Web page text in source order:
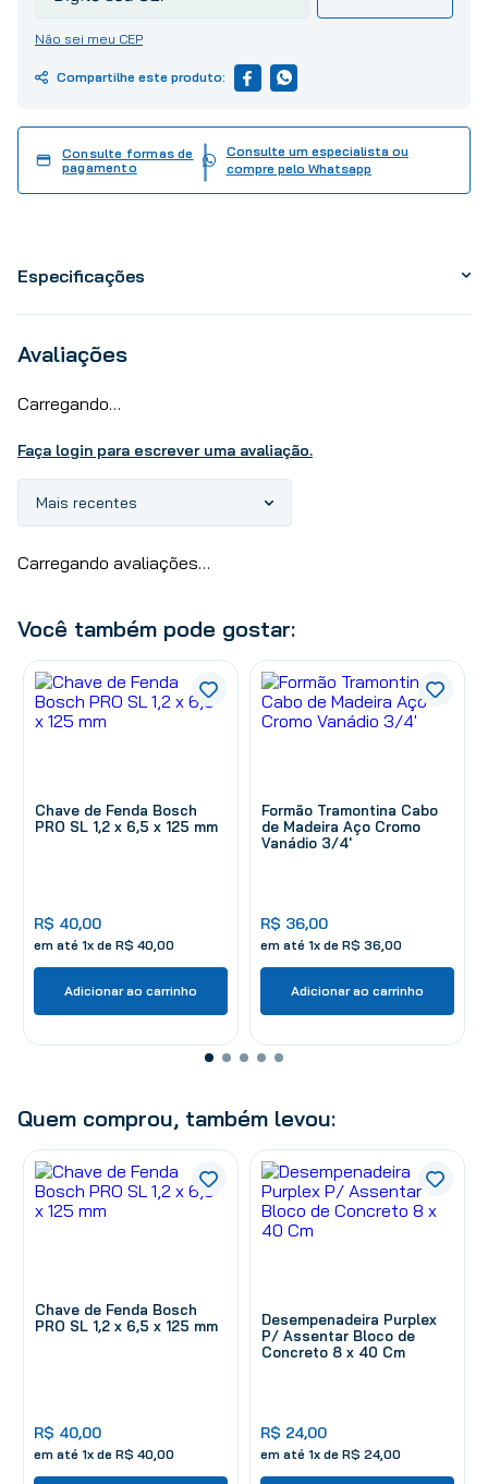
Não sei meu CEP
Consulte formas de
pagamento
Consulte um especialista ou
compre pelo Whatsapp
Especificações
Avaliações
Carregando…
Faça login para escrever uma avaliação.
Mais recentes
Carregando avaliações…
Você também pode gostar:
Chave de Fenda Bosch
PRO SL 1,2 x 6,5 x 125 mm
R$ 40,00
em até 1x de R$ 40 00
Adicionar ao carrinho
Formão Tramontina Cabo
de Madeira Aço Cromo
Vanádio 3/4'
R$ 36,00
em até 1x de R$ 36 00
Adicionar ao carrinho
Quem comprou, também levou:
Chave de Fenda Bosch
PRO SL 1,2 x 6,5 x 125 mm
R$ 40,00
em até 1x de R$ 40 00
Desempenadeira Purplex
P/ Assentar Bloco de
Concreto 8 x 40 Cm
R$ 24,00
em até 1x de R$ 24,00